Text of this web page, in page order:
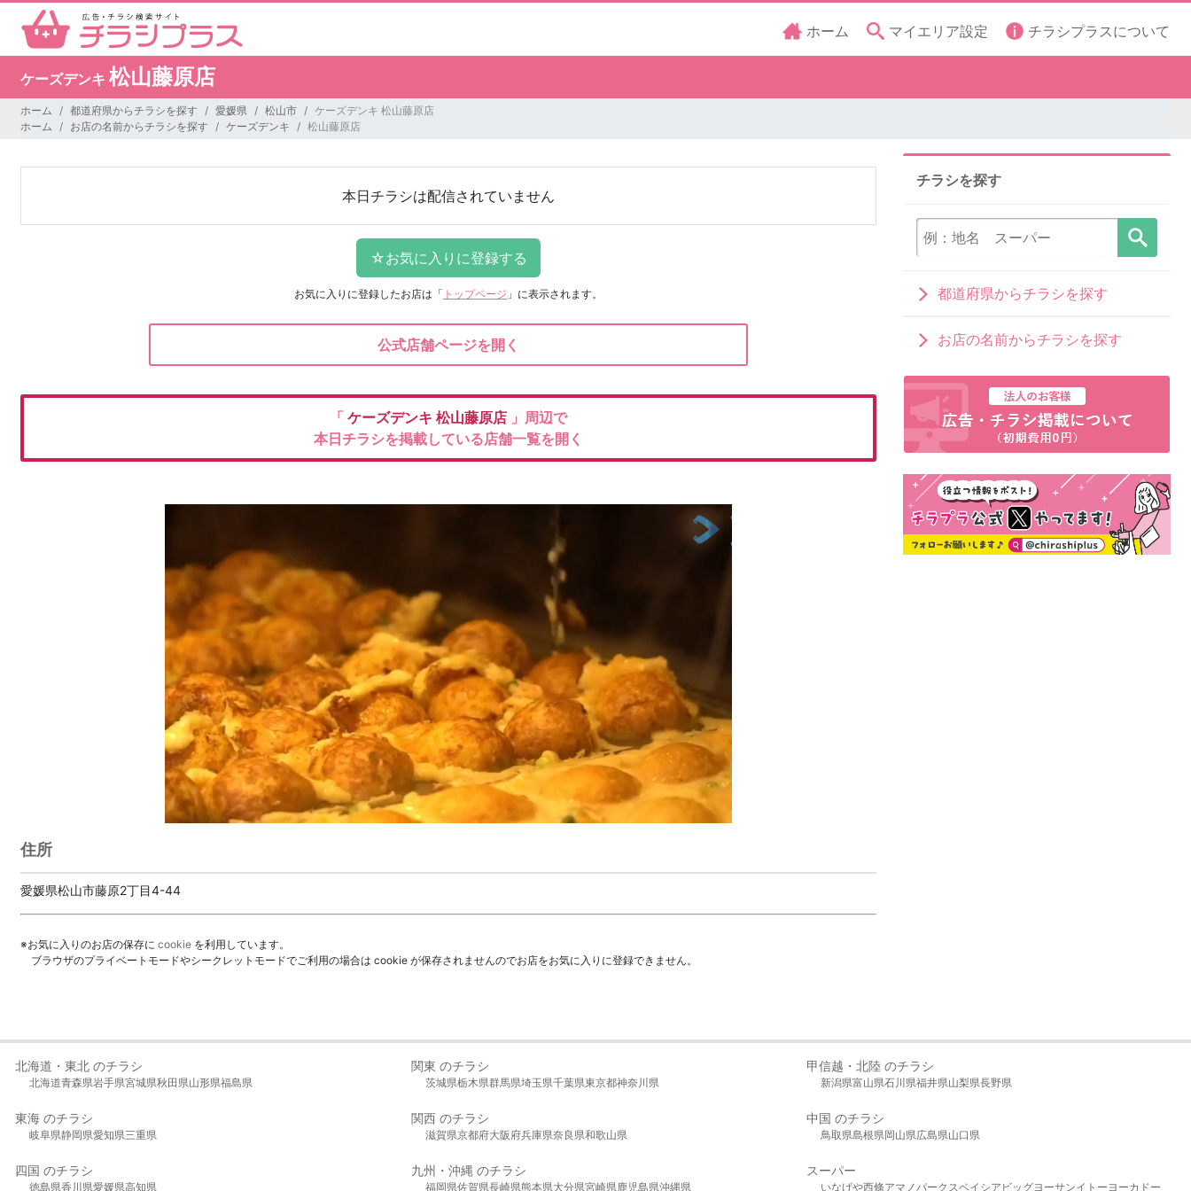
ホーム マイエリア設定 チラシプラスについて
ケーズデンキ 松山藤原店
ホーム 都道府県からチラシを探す 愛媛県 松山市
ケーズデンキ 松山藤原店
ホーム
お店の名前からチラシを探す ケーズデンキ 松山藤原店
本日チラシは配信されていません
お気に入りに登録したお店は 「 トップページ 」に表示されます。
公式店舗ページを開く
「 ケーズデンキ 松山藤原店 」周辺で
本日チラシを掲載している店舗一覧を開く
住所
愛媛県松山市藤原2丁目4-44
※お気に入りのお店の保存に cookie を利用しています。
ブラウザのプライベートモードやシークレットモードでご利用の場合は cookie が保存されませんのでお店をお気に入りに登録できません。
チラシを探す
都道府県からチラシを探す
お店の名前からチラシを探す
北海道・東北 のチラシ
北海道青森県岩手県宮城県秋田県山形県福島県
関東 のチラシ
茨城県栃木県群馬県埼玉県千葉県東京都神奈川県
甲信越・北陸 のチラシ
新潟県富山県石川県福井県山梨県長野県
東海 のチラシ
岐阜県静岡県愛知県三重県
関西 のチラシ
滋賀県京都府大阪府兵庫県奈良県和歌山県
中国 のチラシ
鳥取県島根県岡山県広島県山口県
四国 のチラシ
徳島県香川県愛媛県高知県
九州・沖縄 のチラシ
福岡県佐賀県長崎県熊本県大分県宮崎県鹿児島県沖縄県
スーパー
いなげや西條アマノパークスベイシア ビッグヨーサンイトーヨーカドー